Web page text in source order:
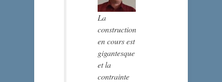
La
construction
en cours est
gigantesque
et la
contrainte